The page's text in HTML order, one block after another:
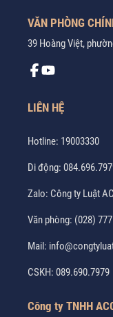
VĂN PHÒNG
39 Hoàng Việt,
LIÊN HỆ
Hotline: 19003330
Di động:
Zalo: Công ty Luật
Văn phòng: (028)
Mail:
CSKH: 089.690.7979
Công ty TNHH